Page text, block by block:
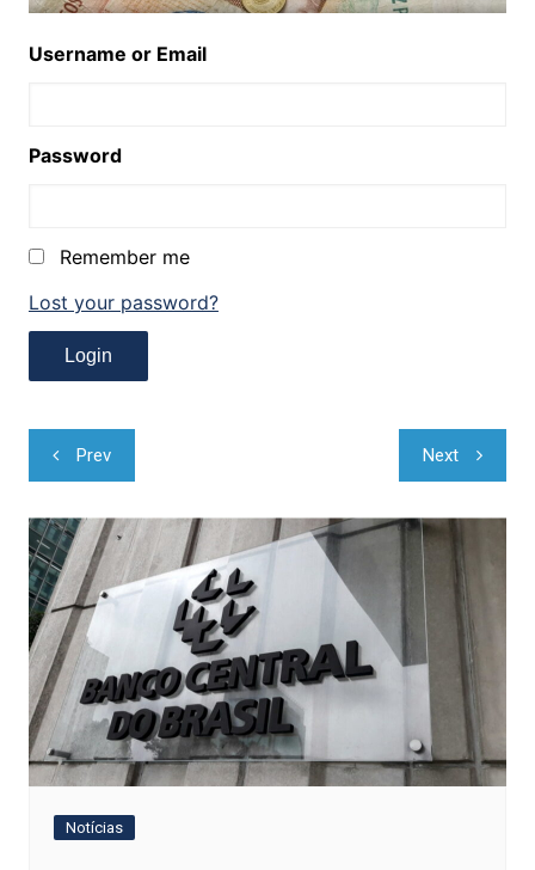
Username or Email
Password
Remember me
Lost your password?
Navegação
de
Post
Prev Next
Notícias